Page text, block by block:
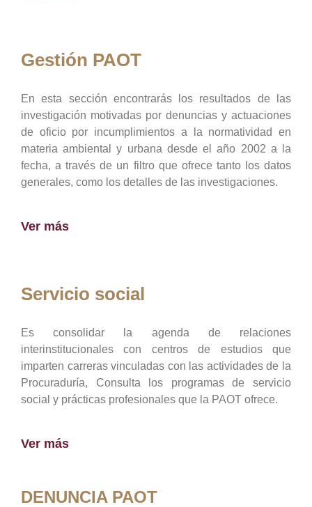
Gestión PAOT
En esta sección encontrarás los resultados de las
investigación motivadas por denuncias y actuaciones
de oficio por incumplimientos a la normatividad en
materia ambiental y urbana desde el año 2002 a la
fecha, a través de un filtro que ofrece tanto los datos
generales, como los detalles de las investigaciones.
Ver más
Servicio social
Es consolidar la agenda de relaciones
interinstitucionales con centros de estudios que
imparten carreras vinculadas con las actividades de la
Procuraduría, Consulta los programas de servicio
social y prácticas profesionales que la PAOT ofrece.
Ver más
DENUNCIA PAOT